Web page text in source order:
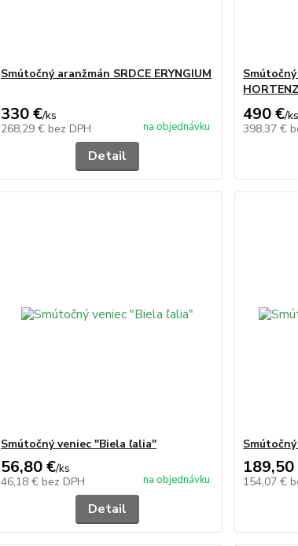
Smútočný aranžmán SRDCE ERYNGIUM
330 €/ks
268,29 € bez DPH na objednávku
Detail
490 €/ks
398,37 €
Smútočný veniec "Biela ľalia"
56,80 €/ks
46,18 € bez DPH na objednávku
Detail
189,50
154,07 €